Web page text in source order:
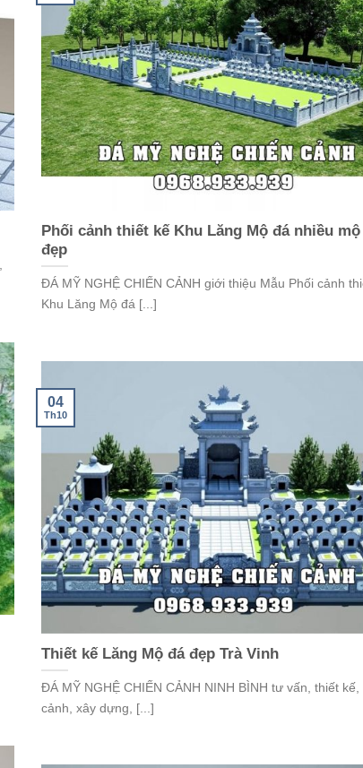
Phối cảnh thiết kế Khu Lăng Mộ đá nhiều
đẹp
ĐÁ MỸ NGHỆ CHIẾN CẢNH giới thiệu Mẫu Phối cảnh
Khu Lăng Mộ đá [...]
Thiết kế Lăng Mộ đá đẹp Trà Vinh
ĐÁ MỸ NGHỆ CHIẾN CẢNH NINH BÌNH tư vấn, thiết kế,
cảnh, xây dựng, [...]
04
Th10